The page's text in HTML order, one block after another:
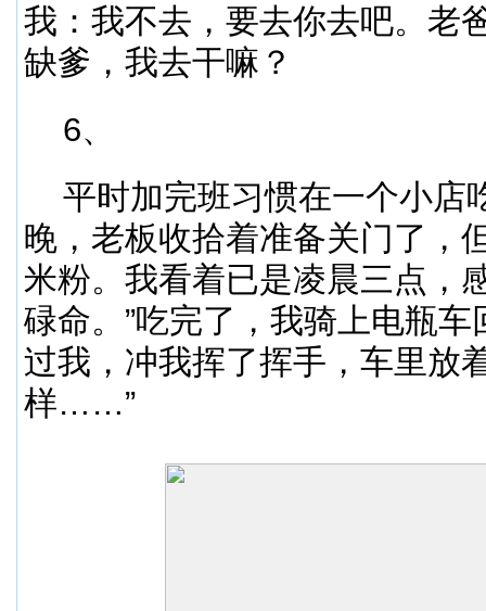
我：我不去，要去你去吧。老
缺爹，我去干嘛？
6、
平时加完班习惯在一个小店
晚，老板收拾着准备关门了，
米粉。我看着已是凌晨三点，
碌命。”吃完了，我骑上电瓶
过我，冲我挥了挥手，车里放
样……”